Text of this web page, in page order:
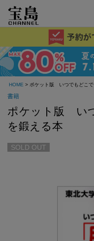
HOME > ポケット版 いつでもどこで
書籍
ポケット版 い
を鍛える本
SOLD OUT